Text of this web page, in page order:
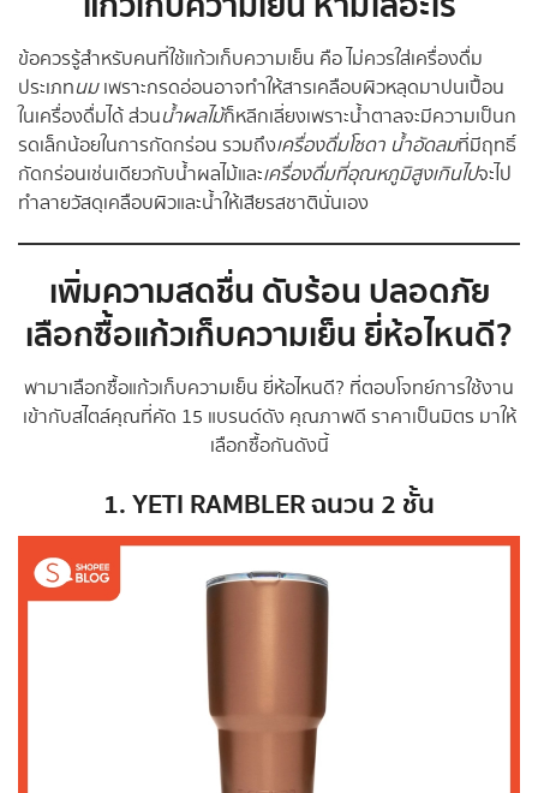
ข้อควรรู้สำหรับคนที่ใช้แก้วเก็บความเย็น คือ ไม่ควรใส่เครื่องดื่ม
ประเภทนมเพราะกรดอ่อนอาจทำให้สารเคลือบผิวหลุดมาปนเปื้อน
ในเครื่องดื่มได้ ส่วนน้ำผลไม้ก็หลีกเลี่ยงเพราะน้ำตาลจะมีความเป็นก
รดเล็กน้อยในการกัดกร่อน รวมถึงเครื่องดื่มโซดา น้ำอัดลมที่มีฤทธิ์
กัดกร่อนเช่นเดียวกับน้ำผลไม้และเครื่องดื่มที่อุณหภูมิสูงเกินไปจะไป
ทำลายวัสดุเคลือบผิวและน้ำให้เสียรสชาตินั่นเอง
เพิ่มความสดชื่น ดับร้อน ปลอดภัย
เลือกซื้อแก้วเก็บความเย็น ยี่ห้อไหนดี?
พามาเลือกซื้อแก้วเก็บความเย็น ยี่ห้อไหนดี? ที่ตอบโจทย์การใช้งาน
เข้ากับสไตล์คุณที่คัด 15 แบรนด์ดัง คุณภาพดี ราคาเป็นมิตร มาให้
เลือกซื้อกันดังนี้
1. YETI RAMBLER ฉนวน 2 ชั้น